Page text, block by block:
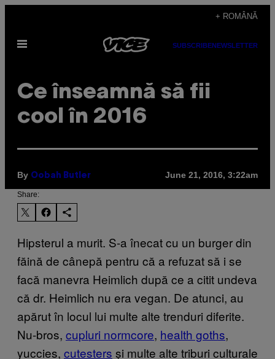
content
+ ROMÂNĂ
Open
SUBSCRIBENEWSLETTER
​Ce înseamnă să fii
cool în 2016
By Oobah Butler June 21, 2016, 3:22am
Share:
Hipsterul a murit. S-a înecat cu un burger din
făină de cânepă pentru că a refuzat să i se
facă manevra Heimlich după ce a citit undeva
că dr. Heimlich nu era vegan. De atunci, au
apărut în locul lui multe alte trenduri diferite.
Nu-bros, cupluri normcore, health goths,
yuccies, cutesters și multe alte triburi culturale